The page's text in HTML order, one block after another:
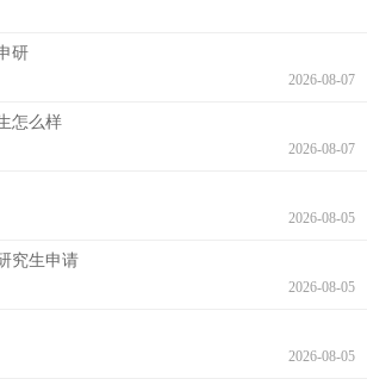
研
2026-08-07
怎么样
2026-08-07
2026-08-05
究生申请
2026-08-05
2026-08-05